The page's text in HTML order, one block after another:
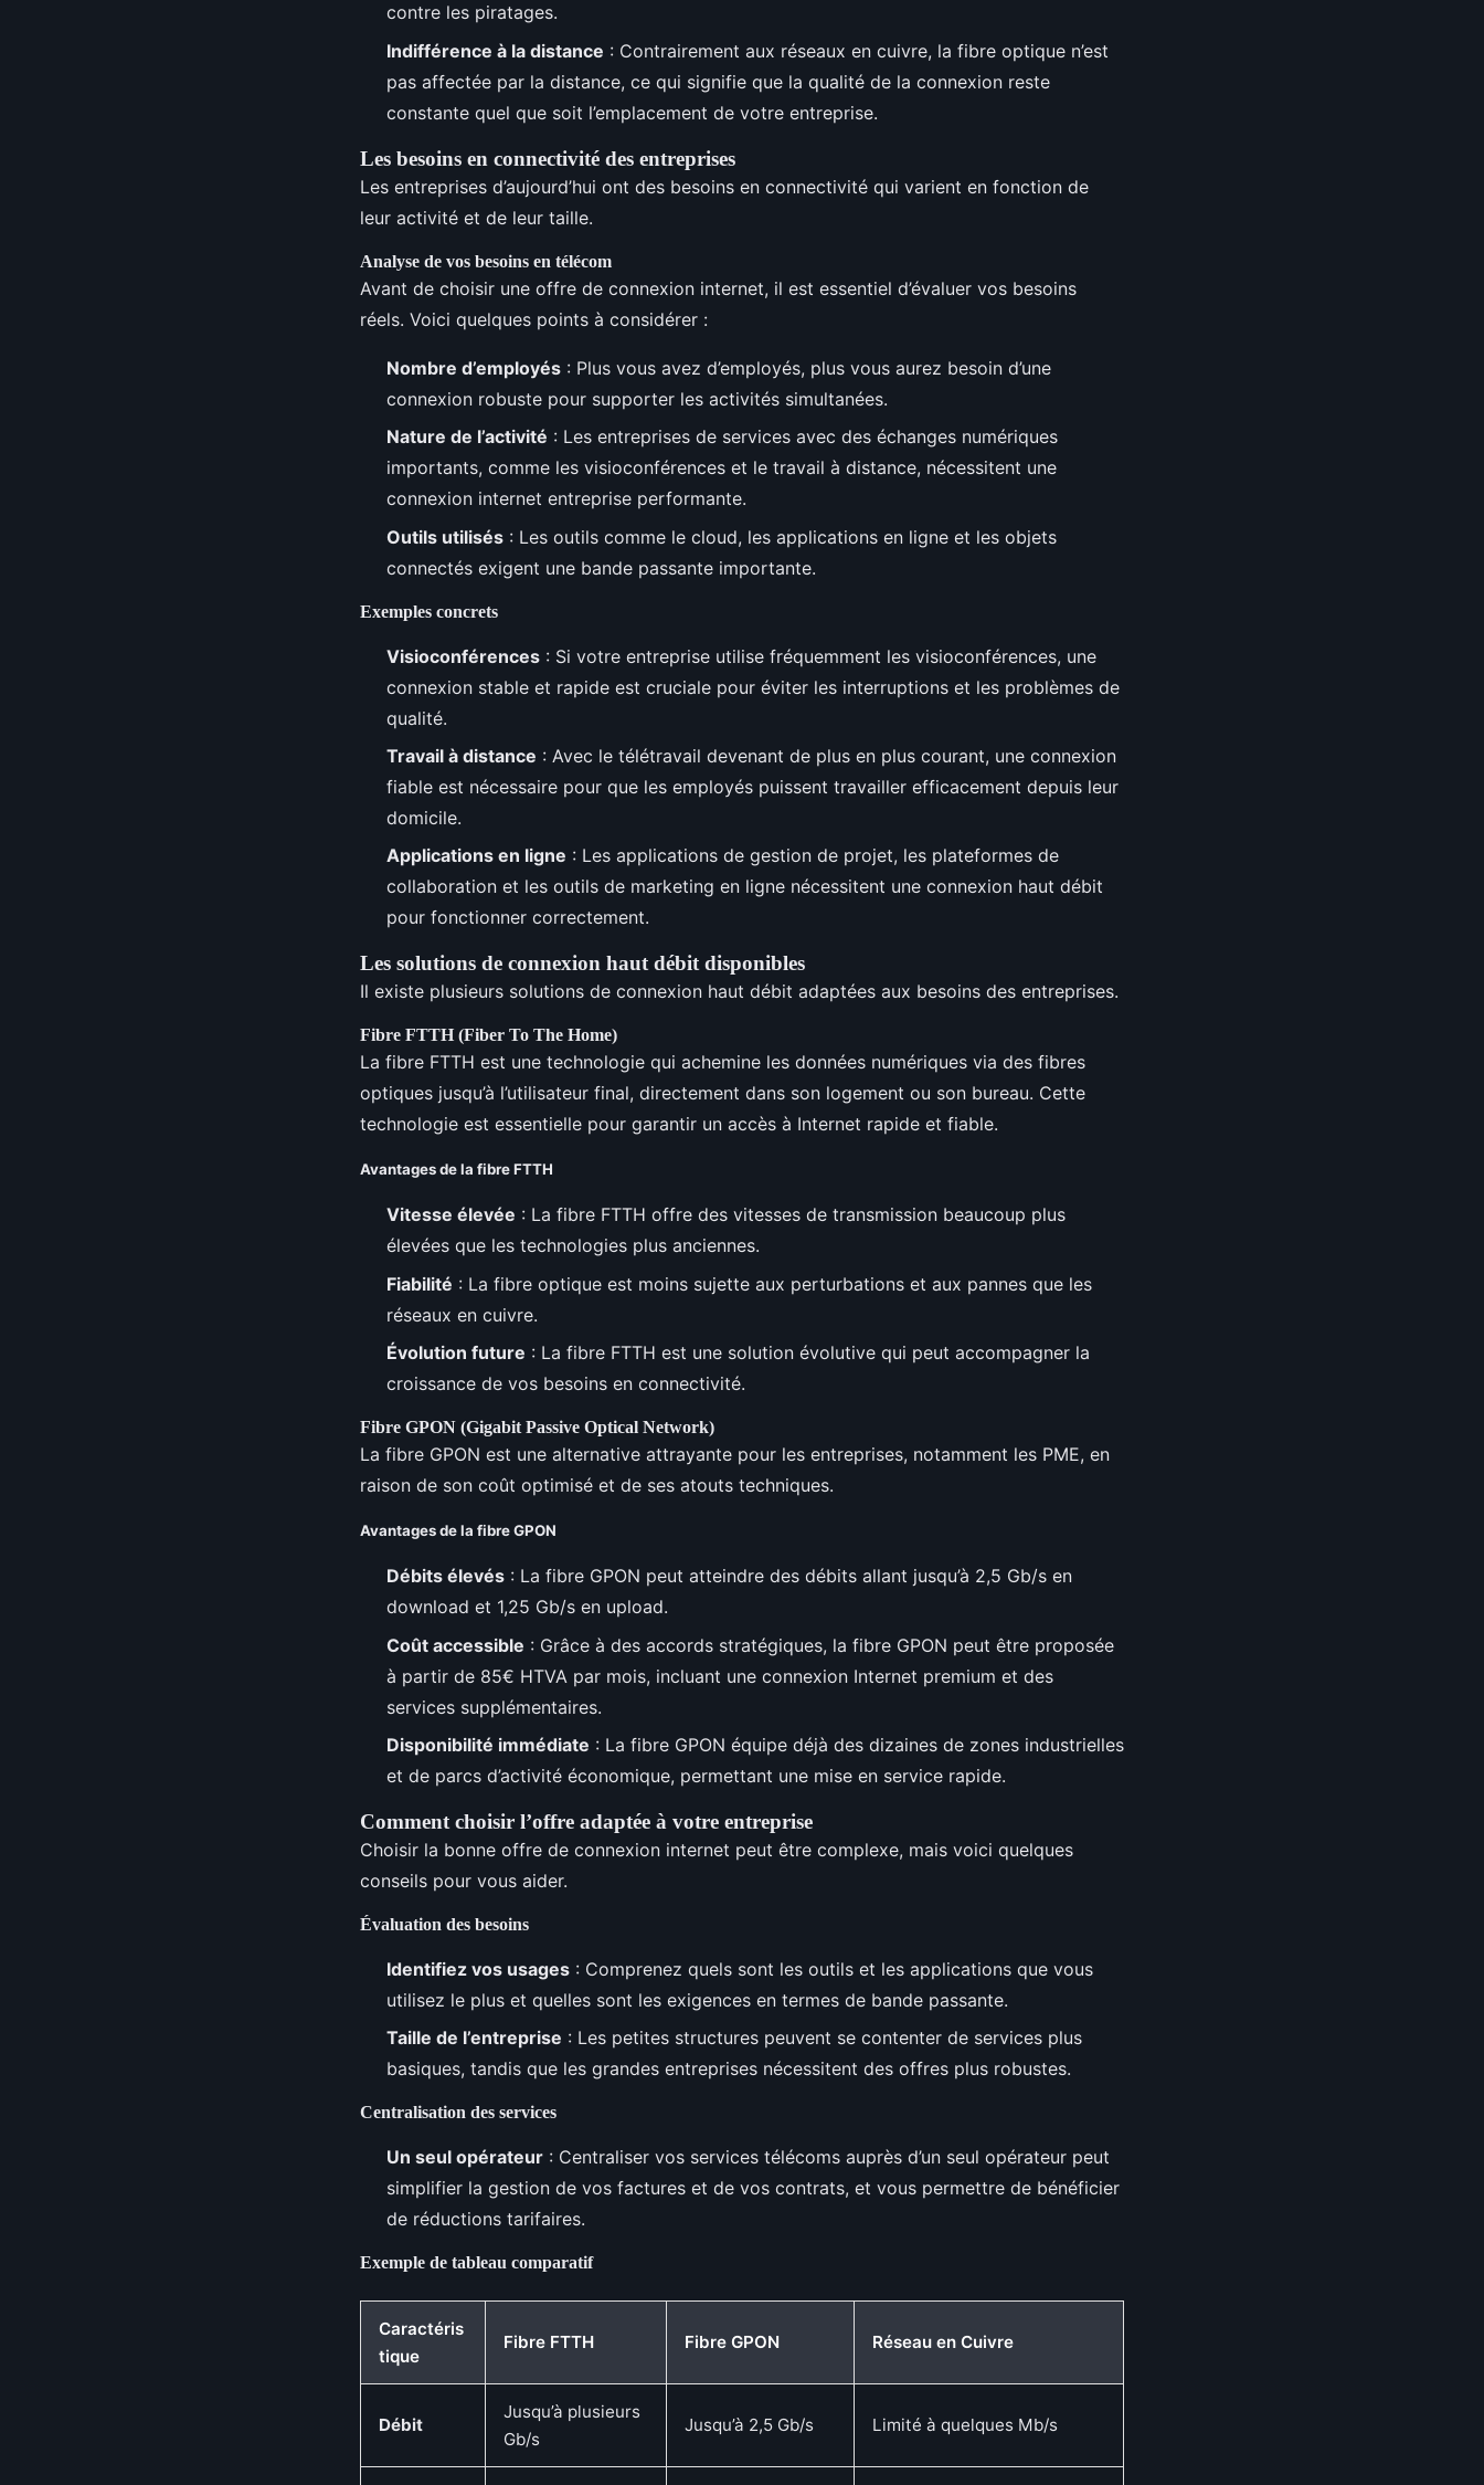
contre les piratages.
Indifférence à la distance : Contrairement aux réseaux en cuivre, la fibre optique n’est
pas affectée par la distance, ce qui signifie que la qualité de la connexion reste
constante quel que soit l’emplacement de votre entreprise.
Les besoins en connectivité des entreprises
Les entreprises d’aujourd’hui ont des besoins en connectivité qui varient en fonction de
leur activité et de leur taille.
Analyse de vos besoins en télécom
Avant de choisir une offre de connexion internet, il est essentiel d’évaluer vos besoins
réels. Voici quelques points à considérer :
Nombre d’employés : Plus vous avez d’employés, plus vous aurez besoin d’une
connexion robuste pour supporter les activités simultanées.
Nature de l’activité : Les entreprises de services avec des échanges numériques
importants, comme les visioconférences et le travail à distance, nécessitent une
connexion internet entreprise performante.
Outils utilisés : Les outils comme le cloud, les applications en ligne et les objets
connectés exigent une bande passante importante.
Exemples concrets
Visioconférences : Si votre entreprise utilise fréquemment les visioconférences, une
connexion stable et rapide est cruciale pour éviter les interruptions et les problèmes de
qualité.
Travail à distance : Avec le télétravail devenant de plus en plus courant, une connexion
fiable est nécessaire pour que les employés puissent travailler efficacement depuis leur
domicile.
Applications en ligne : Les applications de gestion de projet, les plateformes de
collaboration et les outils de marketing en ligne nécessitent une connexion haut débit
pour fonctionner correctement.
Les solutions de connexion haut débit disponibles
Il existe plusieurs solutions de connexion haut débit adaptées aux besoins des entreprises.
Fibre FTTH (Fiber To The Home)
La fibre FTTH est une technologie qui achemine les données numériques via des fibres
optiques jusqu’à l’utilisateur final, directement dans son logement ou son bureau. Cette
technologie est essentielle pour garantir un accès à Internet rapide et fiable.
Avantages de la fibre FTTH
Vitesse élevée : La fibre FTTH offre des vitesses de transmission beaucoup plus
élevées que les technologies plus anciennes.
Fiabilité : La fibre optique est moins sujette aux perturbations et aux pannes que les
réseaux en cuivre.
Évolution future : La fibre FTTH est une solution évolutive qui peut accompagner la
croissance de vos besoins en connectivité.
Fibre GPON (Gigabit Passive Optical Network)
La fibre GPON est une alternative attrayante pour les entreprises, notamment les PME, en
raison de son coût optimisé et de ses atouts techniques.
Avantages de la fibre GPON
Débits élevés : La fibre GPON peut atteindre des débits allant jusqu’à 2,5 Gb/s en
download et 1,25 Gb/s en upload.
Coût accessible : Grâce à des accords stratégiques, la fibre GPON peut être proposée
à partir de 85€ HTVA par mois, incluant une connexion Internet premium et des
services supplémentaires.
Disponibilité immédiate : La fibre GPON équipe déjà des dizaines de zones industrielles
et de parcs d’activité économique, permettant une mise en service rapide.
Comment choisir l’offre adaptée à votre entreprise
Choisir la bonne offre de connexion internet peut être complexe, mais voici quelques
conseils pour vous aider.
Évaluation des besoins
Identifiez vos usages : Comprenez quels sont les outils et les applications que vous
utilisez le plus et quelles sont les exigences en termes de bande passante.
Taille de l’entreprise : Les petites structures peuvent se contenter de services plus
basiques, tandis que les grandes entreprises nécessitent des offres plus robustes.
Centralisation des services
Un seul opérateur : Centraliser vos services télécoms auprès d’un seul opérateur peut
simplifier la gestion de vos factures et de vos contrats, et vous permettre de bénéficier
de réductions tarifaires.
Exemple de tableau comparatif
Caractéris
tique
Fibre FTTH Fibre GPON Réseau en Cuivre
Débit
Jusqu’à plusieurs
Gb/s
Jusqu’à 2,5 Gb/s Limité à quelques Mb/s